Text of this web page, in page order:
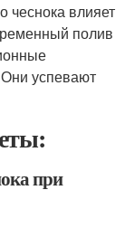
чеснока влияет
полив
успевают
при